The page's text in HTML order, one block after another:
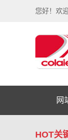
您好！欢
网
HOT关